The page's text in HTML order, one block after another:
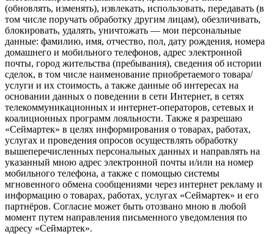
(обновлять, изменять), извлекать, использовать, передавать (в
том числе поручать обработку другим лицам), обезличивать,
блокировать, удалять, уничтожать — мои персональные
данные: фамилию, имя, отчество, пол, дату рождения, номера
домашнего и мобильного телефонов, адрес электронной
почты, город жительства (пребывания), сведения об истории
сделок, в том числе наименование приобретаемого товара/
услуги и их стоимость, а также данные об интересах на
основании данных о поведении в сети Интернет, в сетях
телекоммуникационных и интернет-операторов, сетевых и
коалиционных программ лояльности. Также я разрешаю
«Сеймартек» в целях информирования о товарах, работах,
услугах и проведения опросов осуществлять обработку
вышеперечисленных персональных данных и направлять на
указанный мною адрес электронной почты и/или на номер
мобильного телефона, а также с помощью системы
мгновенного обмена сообщениями через интернет рекламу и
информацию о товарах, работах, услугах «Сеймартек» и его
партнёров. Согласие может быть отозвано мною в любой
момент путем направления письменного уведомления по
адресу «Сеймартек».